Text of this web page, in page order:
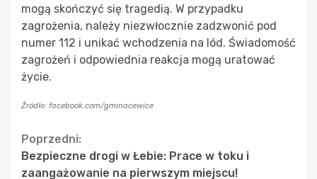
mogą skończyć się tragedią. W przypadku
zagrożenia, należy niezwłocznie zadzwonić pod
numer 112 i unikać wchodzenia na lód. Świadomość
zagrożeń i odpowiednia reakcja mogą uratować
życie.
Źródło: facebook.com/gminacewice
Continue
Reading
Poprzedni:
Bezpieczne drogi w Łebie: Prace w toku i
zaangażowanie na pierwszym miejscu!